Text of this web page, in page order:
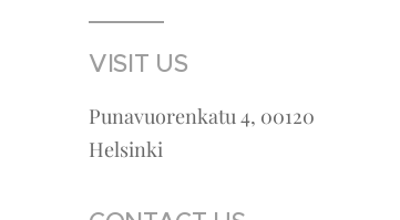
VISIT US
Punavuorenkatu 4, 00120
Helsinki